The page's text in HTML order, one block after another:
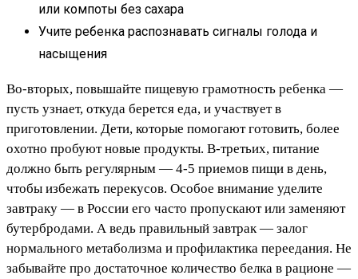
или компоты без сахара
Учите ребенка распознавать сигналы голода и
насыщения
Во-вторых, повышайте пищевую грамотность ребенка —
пусть узнает, откуда берется еда, и участвует в
приготовлении. Дети, которые помогают готовить, более
охотно пробуют новые продукты. В-третьих, питание
должно быть регулярным — 4-5 приемов пищи в день,
чтобы избежать перекусов. Особое внимание уделите
завтраку — в России его часто пропускают или заменяют
бутербродами. А ведь правильный завтрак — залог
нормального метаболизма и профилактика переедания. Не
забывайте про достаточное количество белка в рационе —